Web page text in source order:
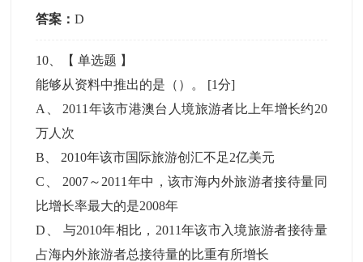
答案：D
10 、【单选题 】
能够从资料中推出的是（）。 [1分]
A
2011年该市港澳台人境旅游者比上年增长约20
万人次
B
2010年该市国际旅游创汇不足2亿美元
C
2007～2011年中，该市海内外旅游者接待量同
比增长率最大的是2008年
D
与2010年相比，2011年该市入境旅游者接待量
占海内外旅游者总接待量的比重有所增长